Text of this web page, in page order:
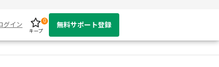
グイン
キープ
0
無料サポート登録